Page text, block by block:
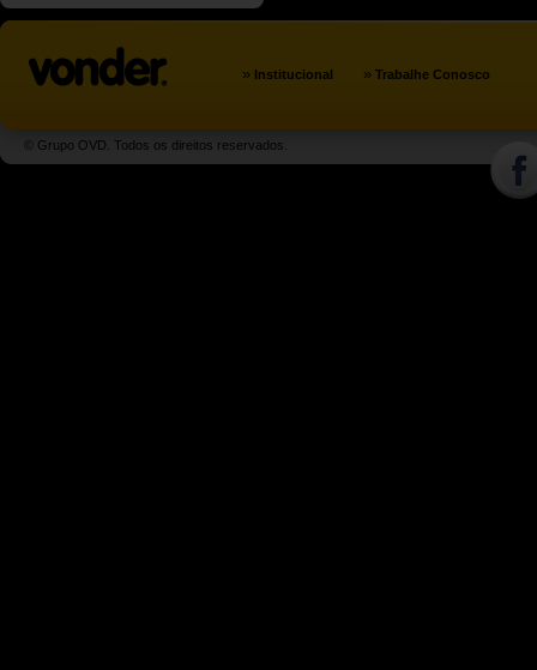
» Institucional » Trabalhe Conosco
© Grupo OVD. Todos os direitos reservados.